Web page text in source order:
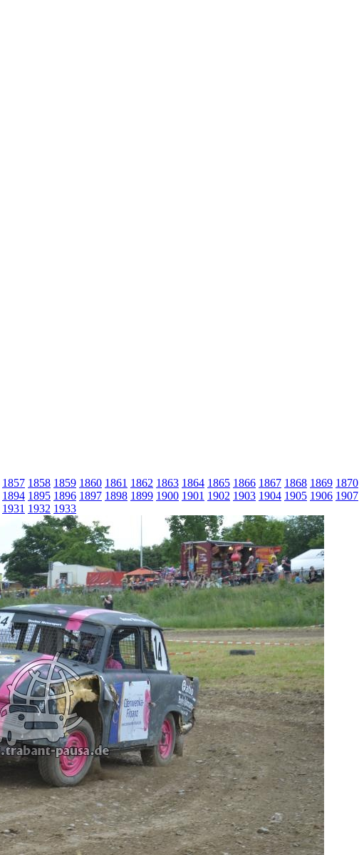
1857 1858 1859 1860 1861 1862 1863 1864 1865 1866 1867 1868 1869 1870
1894 1895 1896 1897 1898 1899 1900 1901 1902 1903 1904 1905 1906 1907
1931 1932 1933